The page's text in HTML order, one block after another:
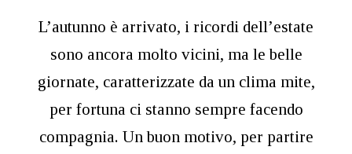
L’autunno è arrivato, i ricordi dell’estate
sono ancora molto vicini, ma le belle
giornate, caratterizzate da un clima mite,
per fortuna ci stanno sempre facendo
compagnia. Un buon motivo, per partire